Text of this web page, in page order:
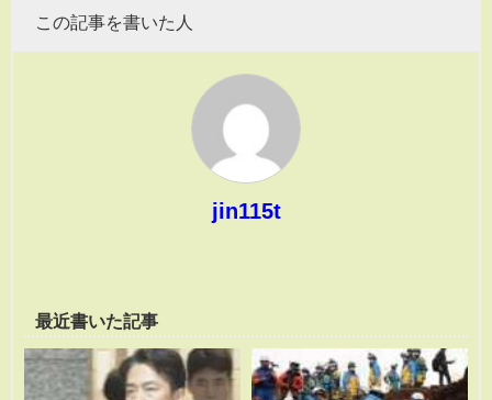
この記事を書いた人
jin115t
最近書いた記事